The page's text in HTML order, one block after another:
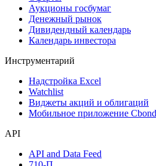
Календарь событий
Дефолты
Размещения
Оферты
Аукционы госбумаг
Денежный рынок
Календарь инвестора
Инструментарий
Надстройка Excel
Мобильное приложение Cbonds